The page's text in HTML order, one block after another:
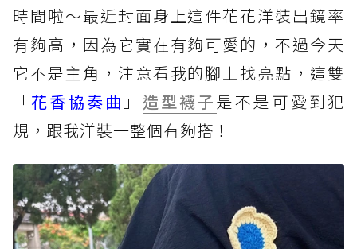
時間啦～最近封面身上這件花花洋裝出鏡率
有夠高，因為它實在有夠可愛的，不過今天
它不是主角，注意看我的腳上找亮點，這雙
「花香協奏曲 」 造型襪子是不是可愛到犯
規，跟我洋裝一整個有夠搭！